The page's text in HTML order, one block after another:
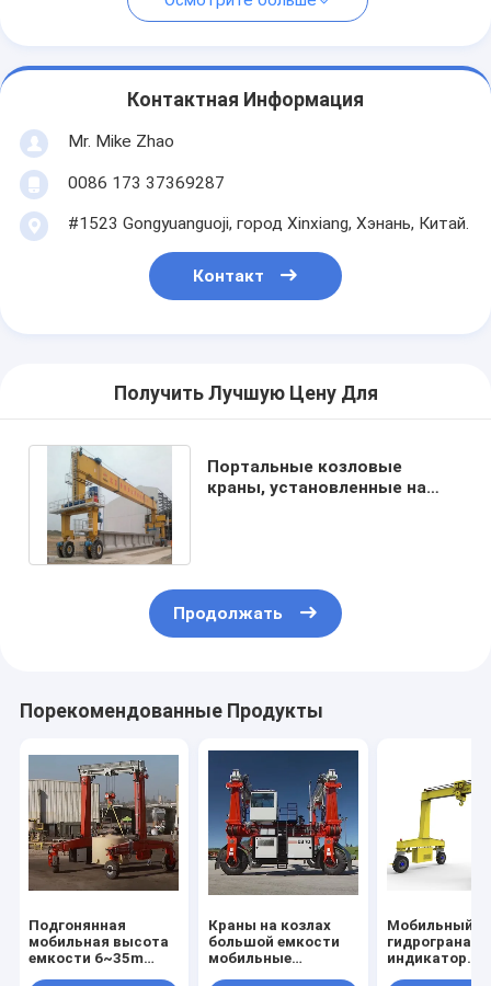
Контактная Информация
Mr. Mike Zhao
0086 173 37369287
#1523 Gongyuanguoji, город Xinxiang, Хэнань, Китай.
Контакт
Получить Лучшую Цену Для
Портальные козловые
краны, установленные на
Продолжать
Порекомендованные Продукты
Подгонянная
мобильная высота
емкости 6~35m
Краны на козлах
большой емкости
мобильные
Мобильный
гидрогранат,
индикатор